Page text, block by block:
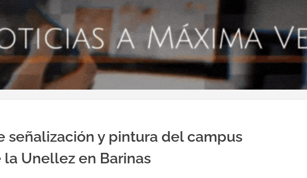
señalización y pintura del campus
Unellez en Barinas